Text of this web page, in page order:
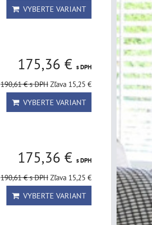
VYBERTE VARIANT
175,36 € s DPH
190,61 €s DPH Zľava 15,25 €
VYBERTE VARIANT
175,36 € s DPH
190,61 €s DPH Zľava 15,25 €
VYBERTE VARIANT